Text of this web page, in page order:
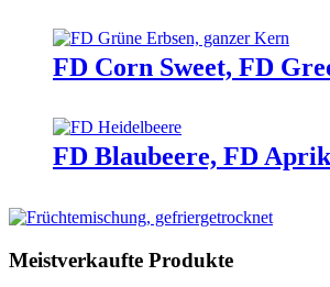
FD Corn Sweet, FD
FD Blaubeere, FD
Meistverkaufte Produkte